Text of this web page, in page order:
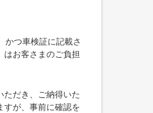
かつ車検証に記載さ
お客さまのご負担
だき、ご納得いた
すが、事前に確認を